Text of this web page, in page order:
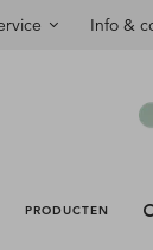
Info &
PRODUCTEN